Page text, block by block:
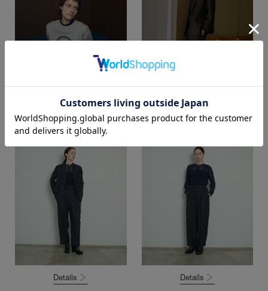
Details Details
Details Details